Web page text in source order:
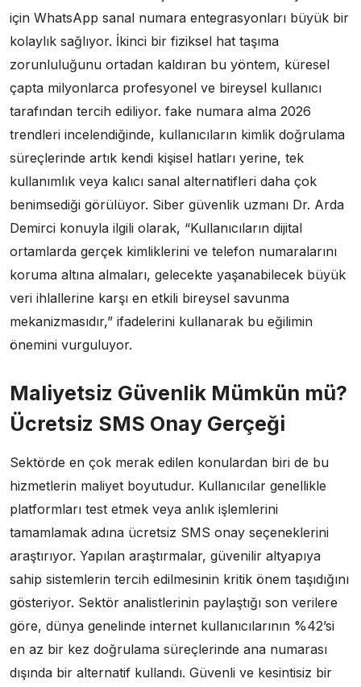
için WhatsApp sanal numara entegrasyonları büyük bir
kolaylık sağlıyor. İkinci bir fiziksel hat taşıma
zorunluluğunu ortadan kaldıran bu yöntem, küresel
çapta milyonlarca profesyonel ve bireysel kullanıcı
tarafından tercih ediliyor. fake numara alma 2026
trendleri incelendiğinde, kullanıcıların kimlik doğrulama
süreçlerinde artık kendi kişisel hatları yerine, tek
kullanımlık veya kalıcı sanal alternatifleri daha çok
benimsediği görülüyor. Siber güvenlik uzmanı Dr. Arda
Demirci konuyla ilgili olarak, “Kullanıcıların dijital
ortamlarda gerçek kimliklerini ve telefon numaralarını
koruma altına almaları, gelecekte yaşanabilecek büyük
veri ihlallerine karşı en etkili bireysel savunma
mekanizmasıdır,” ifadelerini kullanarak bu eğilimin
önemini vurguluyor.
Maliyetsiz Güvenlik Mümkün mü?
Ücretsiz SMS Onay Gerçeği
Sektörde en çok merak edilen konulardan biri de bu
hizmetlerin maliyet boyutudur. Kullanıcılar genellikle
platformları test etmek veya anlık işlemlerini
tamamlamak adına ücretsiz SMS onay seçeneklerini
araştırıyor. Yapılan araştırmalar, güvenilir altyapıya
sahip sistemlerin tercih edilmesinin kritik önem taşıdığını
gösteriyor. Sektör analistlerinin paylaştığı son verilere
göre, dünya genelinde internet kullanıcılarının %42’si
en az bir kez doğrulama süreçlerinde ana numarası
dışında bir alternatif kullandı. Güvenli ve kesintisiz bir